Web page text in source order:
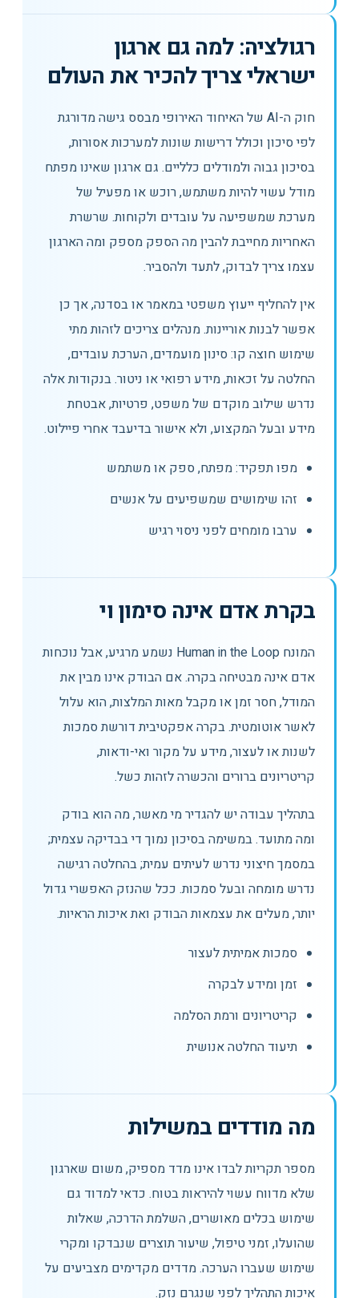
רגולציה: למה גם ארגון
ישראלי צריך להכיר את העולם
חוק ה-AI של האיחוד האירופי מבסס גישה מדורגת
לפי סיכון וכולל דרישות שונות למערכות אסורות,
בסיכון גבוה ולמודלים כלליים. גם ארגון שאינו מפתח
מודל עשוי להיות משתמש, רוכש או מפעיל של
מערכת שמשפיעה על עובדים ולקוחות. שרשרת
האחריות מחייבת להבין מה הספק מספק ומה הארגון
עצמו צריך לבדוק, לתעד ולהסביר.
אין להחליף ייעוץ משפטי במאמר או בסדנה, אך כן
אפשר לבנות אוריינות. מנהלים צריכים לזהות מתי
שימוש חוצה קו: סינון מועמדים, הערכת עובדים,
החלטה על זכאות, מידע רפואי או ניטור. בנקודות אלה
נדרש שילוב מוקדם של משפט, פרטיות, אבטחת
מידע ובעל המקצוע, ולא אישור בדיעבד אחרי פיילוט.
מפו תפקיד: מפתח, ספק או משתמש
זהו שימושים שמשפיעים על אנשים
ערבו מומחים לפני ניסוי רגיש
בקרת אדם אינה סימון וי
המונח Human in the Loop נשמע מרגיע, אבל נוכחות
אדם אינה מבטיחה בקרה. אם הבודק אינו מבין את
המודל, חסר זמן או מקבל מאות המלצות, הוא עלול
לאשר אוטומטית. בקרה אפקטיבית דורשת סמכות
לשנות או לעצור, מידע על מקור ואי-ודאות,
קריטריונים ברורים והכשרה לזהות כשל.
בתהליך עבודה יש להגדיר מי מאשר, מה הוא בודק
ומה מתועד. במשימה בסיכון נמוך די בבדיקה עצמית;
במסמך חיצוני נדרש לעיתים עמית; בהחלטה רגישה
נדרש מומחה ובעל סמכות. ככל שהנזק האפשרי גדול
יותר, מעלים את עצמאות הבודק ואת איכות הראיות.
סמכות אמיתית לעצור
זמן ומידע לבקרה
קריטריונים ורמת הסלמה
תיעוד החלטה אנושית
מה מודדים במשילות
מספר תקריות לבדו אינו מדד מספיק, משום שארגון
שלא מדווח עשוי להיראות בטוח. כדאי למדוד גם
שימוש בכלים מאושרים, השלמת הדרכה, שאלות
שהועלו, זמני טיפול, שיעור תוצרים שנבדקו ומקרי
שימוש שעברו הערכה. מדדים מקדימים מצביעים על
איכות התהליך לפני שנגרם נזק.